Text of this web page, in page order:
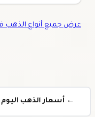
عرض جميع أنواع الذهب
← أسعار الذهب